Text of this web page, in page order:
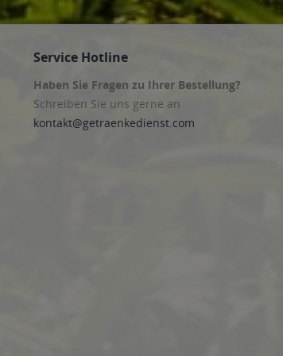
Service Hotline
Haben Sie Fragen zu Ihrer Bestellung?
Schreiben Sie uns gerne an
kontakt@getraenkedienst.com